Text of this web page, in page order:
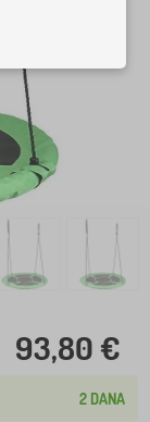
93,80 €
2 DANA